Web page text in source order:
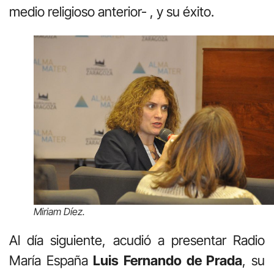
medio religioso anterior- , y su éxito.
Miriam Díez.
Al día siguiente, acudió a presentar Radio
María España Luis Fernando de Prada, su